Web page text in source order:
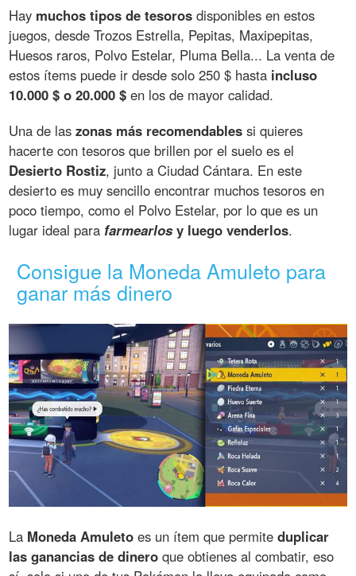
Hay muchos tipos de tesoros disponibles en estos
juegos, desde Trozos Estrella, Pepitas, Maxipepitas,
Huesos raros, Polvo Estelar, Pluma Bella... La venta de
estos ítems puede ir desde solo 250 $ hasta incluso
10.000 $ o 20.000 $ en los de mayor calidad.
Una de laszonas más recomendables si quieres
hacerte con tesoros que brillen por el suelo es el
Desierto Rostiz, junto a Ciudad Cántara. En este
desierto es muy sencillo encontrar muchos tesoros en
poco tiempo, como el Polvo Estelar, por lo que es un
lugar ideal para farmearlosy luego venderlos.
Consigue la Moneda Amuleto para
ganar más dinero
La Moneda Amuleto es un ítem que permiteduplicar
las ganancias de dinero que obtienes al combatir, eso